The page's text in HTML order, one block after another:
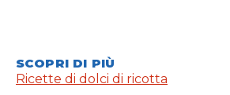
SCOPRI DI PIÙ
Ricette di dolci di ricotta